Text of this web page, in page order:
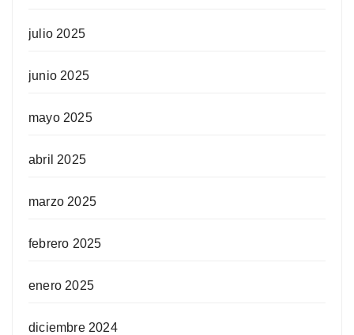
julio 2025
junio 2025
mayo 2025
abril 2025
marzo 2025
febrero 2025
enero 2025
diciembre 2024